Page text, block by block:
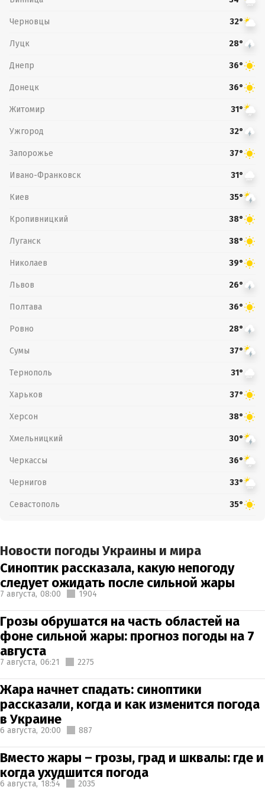
Черновцы 32°
Луцк 28°
Днепр 36°
Донецк 36°
Житомир 31°
Ужгород 32°
Запорожье 37°
Ивано-Франковск 31°
Киев 35°
Кропивницкий 38°
Луганск 38°
Николаев 39°
Львов 26°
Полтава 36°
Ровно 28°
Сумы 37°
Тернополь 31°
Харьков 37°
Херсон 38°
Хмельницкий 30°
Черкассы 36°
Чернигов 33°
Севастополь 35°
Новости погоды Украины и мира
Синоптик рассказала, какую непогоду
следует ожидать после сильной жары
7 августа, 08:00 1904
Грозы обрушатся на часть областей на
фоне сильной жары: прогноз погоды на 7
августа
7 августа, 06:21 2275
Жара начнет спадать: синоптики
рассказали, когда и как изменится погода
в Украине
6 августа, 20:00 887
Вместо жары – грозы, град и шквалы: где и
когда ухудшится погода
6 августа, 18:54 2035